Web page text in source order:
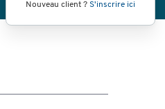
Nouveau client ? S'inscrire ici